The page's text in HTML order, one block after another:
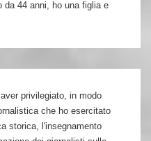
da 44 anni, ho una figlia e
privilegiato, in modo
che ho esercitato
storica, l'insegnamento